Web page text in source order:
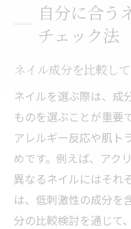
自分に合う
チェック法
ネイル成分を比較し
ネイルを選ぶ際は、成
ものを選ぶことが重要
アレルギー反応や肌ト
めです。例えば、アク
異なるネイルにはそれ
は、低刺激性の成分を
分の比較検討を通じて